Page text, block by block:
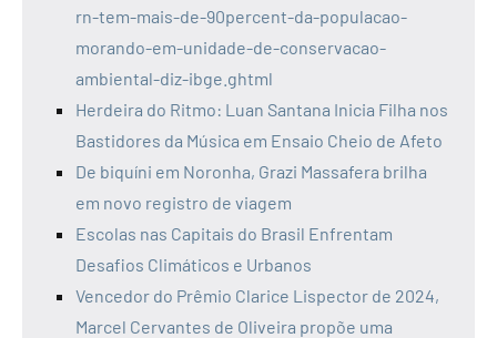
rn-tem-mais-de-90percent-da-populacao-
morando-em-unidade-de-conservacao-
ambiental-diz-ibge.ghtml
Herdeira do Ritmo: Luan Santana Inicia Filha nos
Bastidores da Música em Ensaio Cheio de Afeto
De biquíni em Noronha, Grazi Massafera brilha
em novo registro de viagem
Escolas nas Capitais do Brasil Enfrentam
Desafios Climáticos e Urbanos
Vencedor do Prêmio Clarice Lispector de 2024,
Marcel Cervantes de Oliveira propõe uma